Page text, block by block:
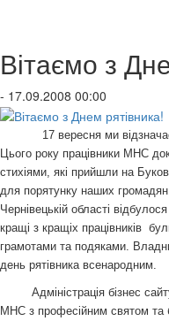
Вітаємо з
- 17.09.2008 00:00
17 вересня ми
Цього року працівники МНС
стихіями, які прийшли на
для порятунку наших
Чернівецькій області
кращі з кращіх працівників
грамотами та подяками.
день рятівника всенародним.
Адміністрація бізнес
МНС з професійним святом та